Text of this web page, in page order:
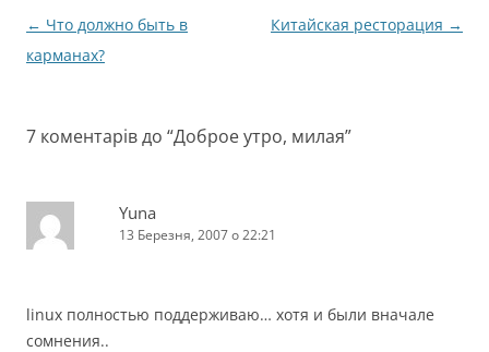
Навігація
по
← Что должно быть в
карманах?
Китайская ресторация →
7 коментарів до “Доброе утро, милая”
Yuna
13 Березня, 2007 о 22:21
linux полностью поддерживаю… хотя и были вначале
сомнения..